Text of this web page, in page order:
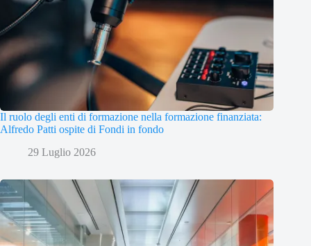
Il ruolo degli enti di formazione nella formazione finanziata:
Alfredo Patti ospite di Fondi in fondo
29 Luglio 2026